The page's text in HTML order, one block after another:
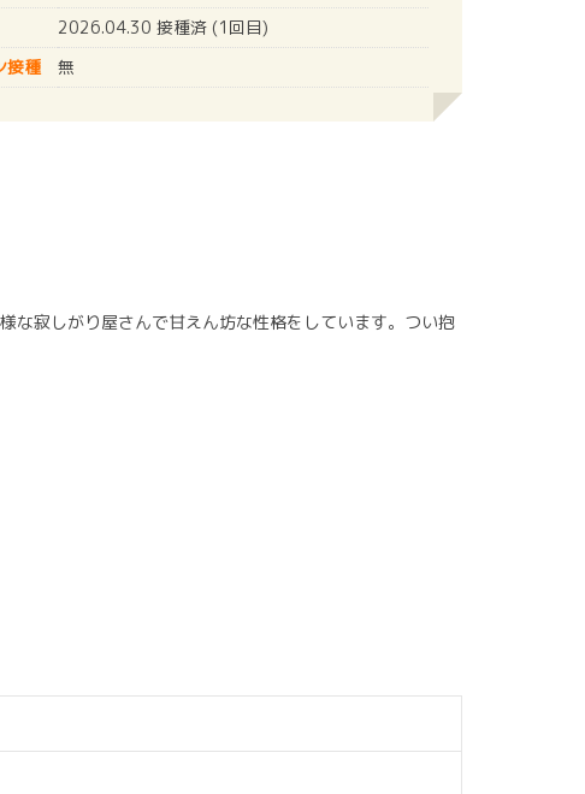
2026.04.30 接種済 (1回目)
接種 無
寂しがり屋さんで甘えん坊な性格をしています。つい抱